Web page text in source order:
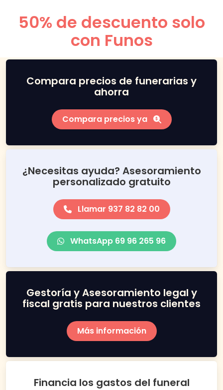
50% de descuento solo
con Funos
Compara precios de funerarias y
ahorra
Compara precios ya
¿Necesitas ayuda? Asesoramiento
personalizado gratuito
Llamar 937 82 82 00
WhatsApp 69 96 265 96
Gestoría y Asesoramiento legal y
fiscal gratis para nuestros clientes
Más información
Financia los gastos del funeral